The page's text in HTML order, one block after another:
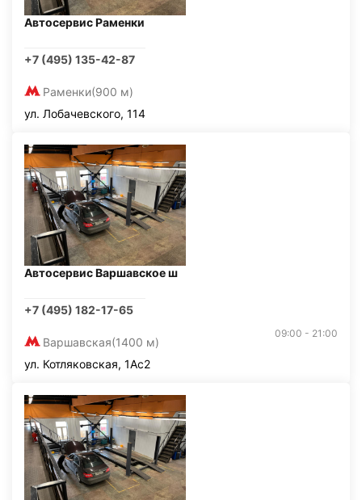
Автосервис Раменки
+7 (495) 135-42-87
Раменки(900 м)
ул. Лобачевского, 114
Автосервис Варшавское ш
+7 (495) 182-17-65
Варшавская(1400 м)
09:00 - 21:00
ул. Котляковская, 1Ас2